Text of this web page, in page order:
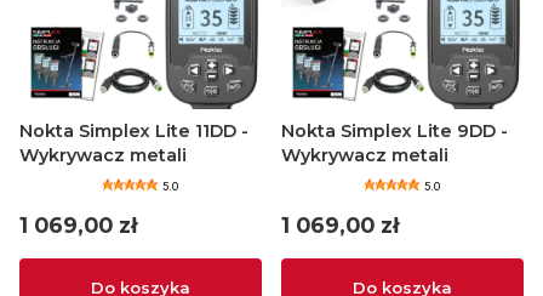
Nokta Simplex Lite 11DD -
Wykrywacz metali
5.0
Cena
1 069,00 zł
Do koszyka
Nokta Simplex Lite 9DD -
Wykrywacz metali
5.0
Cena
1 069,00 zł
Do koszyka